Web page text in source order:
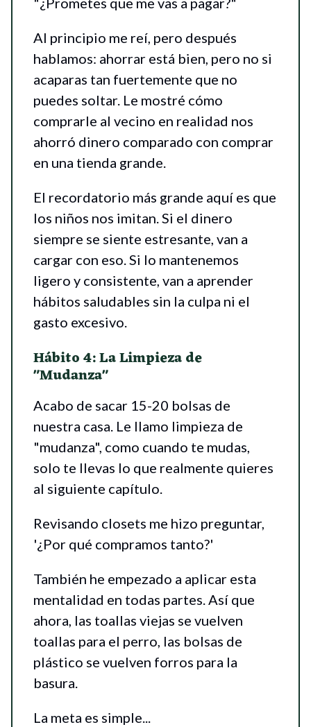
Al principio me reí, pero después
hablamos: ahorrar está bien, pero no si
acaparas tan fuertemente que no
puedes soltar. Le mostré cómo
comprarle al vecino en realidad nos
ahorró dinero comparado con comprar
en una tienda grande.
El recordatorio más grande aquí es que
los niños nos imitan. Si el dinero
siempre se siente estresante, van a
cargar con eso. Si lo mantenemos
ligero y consistente, van a aprender
hábitos saludables sin la culpa ni el
gasto excesivo.
Hábito 4: La Limpieza de
"Mudanza"
Acabo de sacar 15-20 bolsas de
nuestra casa. Le llamo limpieza de
"mudanza", como cuando te mudas,
solo te llevas lo que realmente quieres
al siguiente capítulo.
Revisando closets me hizo preguntar,
'¿Por qué compramos tanto?'
También he empezado a aplicar esta
mentalidad en todas partes. Así que
ahora, las toallas viejas se vuelven
toallas para el perro, las bolsas de
plástico se vuelven forros para la
basura.
La meta es simple...